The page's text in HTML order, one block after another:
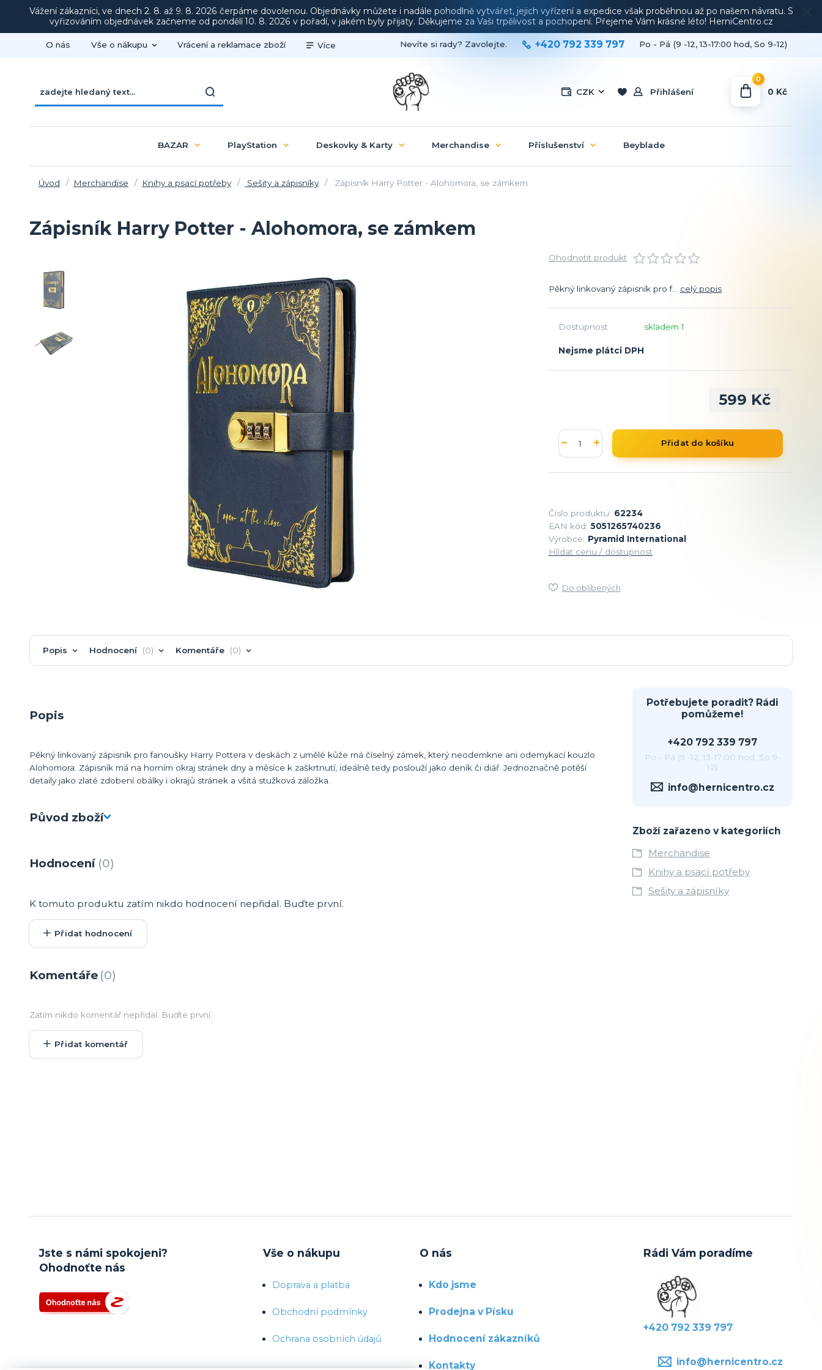
Vážení zákazníci, ve dnech 2. 8. až 9. 8. 2026 čerpáme dovolenou. Objednávky můžete i nadále pohodlně vytvářet, jejich vyřízení a expedice však proběhnou až po našem návratu. S
vyřizováním objednávek začneme od pondělí 10. 8. 2026 v pořadí, v jakém byly přijaty. Děkujeme za Vaši trpělivost a pochopení. Přejeme Vám krásné léto! HerniCentro.cz
O nás Vše o nákupu Vrácení a reklamace zboží Více
CZK Přihlášení
Nevíte si rady? Zavolejte. +420 792 339 797 Po - Pá (9 -12, 13-17:00 hod, So 9-12)
0
0 Kč
BAZAR PlayStation Deskovky & Karty Merchandise Příslušenství Beyblade
Úvod Merchandise Knihy a psací potřeby Sešity a zápisníky Zápisník Harry Potter - Alohomora, se zámkem
Zápisník Harry Potter - Alohomora, se zámkem
Ohodnotit produkt
Pěkný linkovaný zápisník pro f... celý popis
Dostupnost skladem 1
Nejsme plátci DPH
599 Kč
Přidat do košíku
Číslo produktu: 62234
EAN kód: 5051265740236
Výrobce: Pyramid International
Hlídat cenu / dostupnost
Do oblíbených
Popis Hodnocení 0 Komentáře 0
Popis
Pěkný linkovaný zápisník pro fanoušky Harry Pottera v deskách z umělé kůže má číselný zámek, který neodemkne ani odemykací kouzlo
Alohomora. Zápisník má na horním okraj stránek dny a měsíce k zaškrtnutí, ideálně tedy poslouží jako deník či diář. Jednoznačně potěší
detaily jako zlaté zdobení obálky i okrajů stránek a všitá stužková záložka.
Původ zboží
Hodnocení 0
K tomuto produktu zatím nikdo hodnocení nepřidal. Buďte první.
Přidat hodnocení
Komentáře 0
Zatím nikdo komentář nepřidal. Buďte první.
Přidat komentář
Potřebujete poradit? Rádi
pomůžeme!
+420 792 339 797
Po - Pá (9 -12, 13-17:00 hod, So 9-
12)
info@hernicentro.cz
Zboží zařazeno v kategoriích
Merchandise
Knihy a psací potřeby
Sešity a zápisníky
Jste s námi spokojeni?
Ohodnoťte nás
Vše o nákupu
Doprava a platba
Obchodní podmínky
Ochrana osobních údajů
O nás
Kdo jsme
Prodejna v Písku
Hodnocení zákazníků
Kontakty
Rádi Vám poradíme
+420 792 339 797
info@hernicentro.cz